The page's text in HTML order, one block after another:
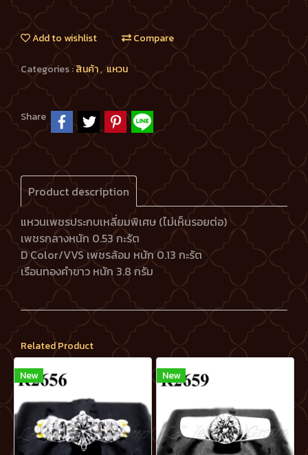
Add to wishlist Compare
Categories :สินค้า, แหวน
Share
Product description
แหวนเพชรประกบเหลี่ยมพิเศษ (ไม่เห็นรอยต่อ)
เพชรกลางหนัก 0.53 กะรัต
D Color/VVS เพชรล้อม หนัก 0.13 กะรัต
เรือนทองคำขาว หนัก 3.8 กรัม
Related Product
New New